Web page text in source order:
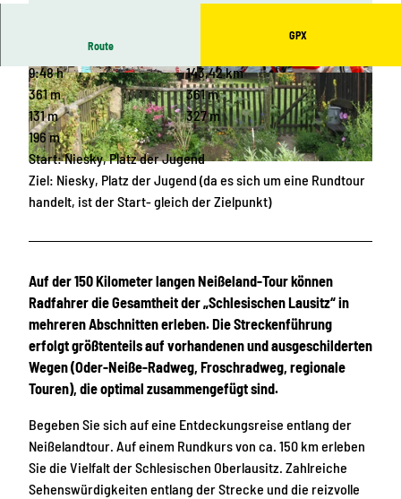
© Hagen Rüger, Touristische Gebietsgemeinschaft NEISSELAND e. V. |
© Museum Niesky, Touristische Gebietsgemeins
chaft NEISSELAND e. V. |CC-BY-SA
© Rainer Weisflog, Das Landschaftswunderlan
d Oberlausitz |
CC-BY-SA
Route
GPX
9:48 h
143,42 km
361 m
361 m
131 m
327 m
196 m
Start: Niesky, Platz der Jugend
Ziel: Niesky, Platz der Jugend (da es sich um eine Rundtour
handelt, ist der Start- gleich der Zielpunkt)
Auf der 150 Kilometer langen Neißeland-Tour können
Radfahrer die Gesamtheit der „Schlesischen Lausitz“ in
mehreren Abschnitten erleben. Die Streckenführung
erfolgt größtenteils auf vorhandenen und ausgeschilderten
Wegen (Oder-Neiße-Radweg, Froschradweg, regionale
Touren), die optimal zusammengefügt sind.
Begeben Sie sich auf eine Entdeckungsreise entlang der
Neißelandtour. Auf einem Rundkurs von ca. 150 km erleben
Sie die Vielfalt der Schlesischen Oberlausitz. Zahlreiche
Sehenswürdigkeiten entlang der Strecke und die reizvolle